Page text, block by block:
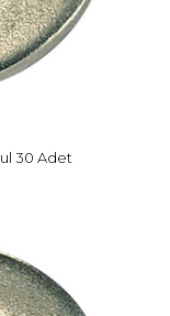
30 Adet